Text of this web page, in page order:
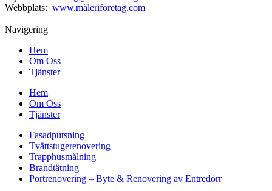
Webbplats: www.måleriföretag.com
Navigering
Hem
Om Oss
Tjänster
Hem
Om Oss
Tjänster
Fasadputsning
Tvättstugerenovering
Trapphusmålning
Brandtätning
Portrenovering – Byte & Renovering av Entredörr